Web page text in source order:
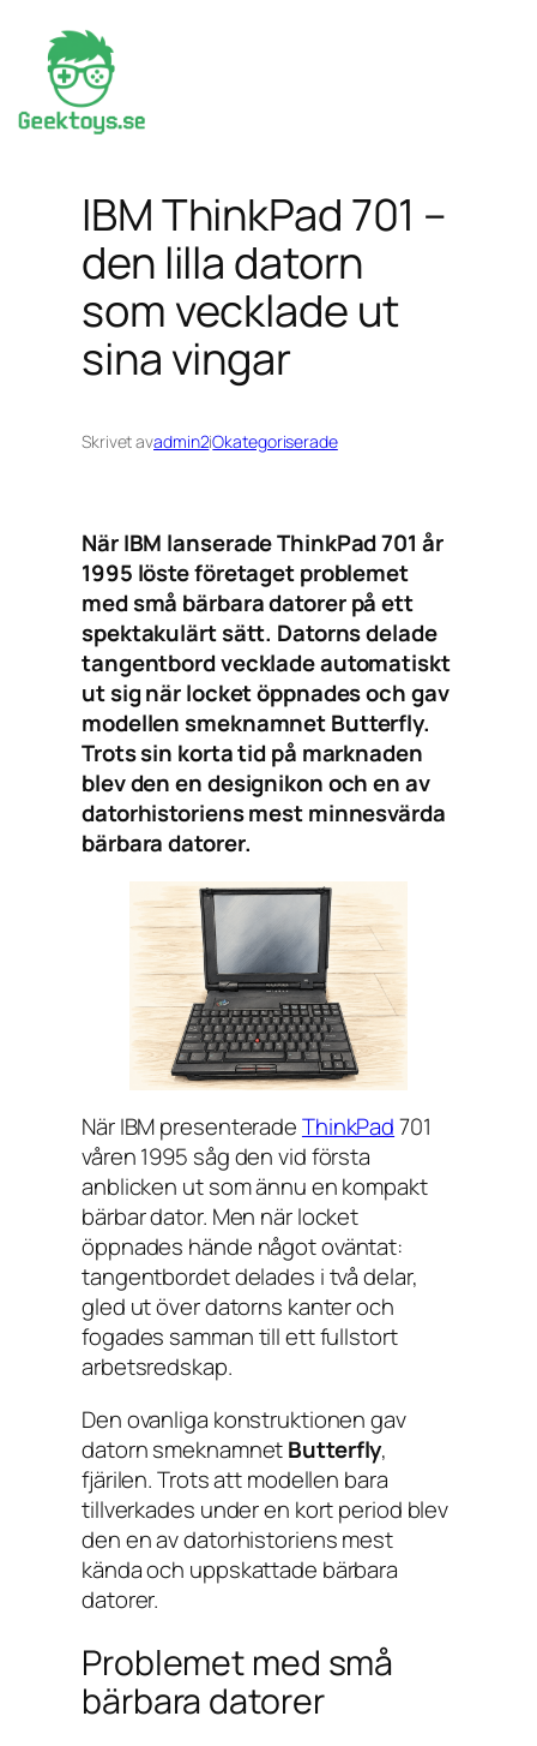
Hoppa
innehåll
IBM ThinkPad 701 –
den lilla datorn
som vecklade ut
sina vingar
Skrivet avadmin2iOkategoriserade
När IBM lanserade ThinkPad 701 år
1995 löste företaget problemet
med små bärbara datorer på ett
spektakulärt sätt. Datorns delade
tangentbord vecklade automatiskt
ut sig när locket öppnades och gav
modellen smeknamnet Butterfly.
Trots sin korta tid på marknaden
blev den en designikon och en av
datorhistoriens mest minnesvärda
bärbara datorer.
När IBM presenteradeThinkPad701
våren 1995 såg den vid första
anblicken ut som ännu en kompakt
bärbar dator. Men när locket
öppnades hände något oväntat:
tangentbordet delades i två delar,
gled ut över datorns kanter och
fogades samman till ett fullstort
arbetsredskap.
Den ovanliga konstruktionen gav
datorn smeknamnetButterfly,
fjärilen. Trots att modellen bara
tillverkades under en kort period blev
den en av datorhistoriens mest
kända och uppskattade bärbara
datorer.
Problemet med små
bärbara datorer